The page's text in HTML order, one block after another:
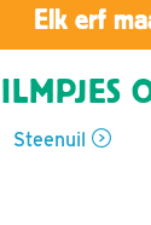
Elk erf
Steenuil